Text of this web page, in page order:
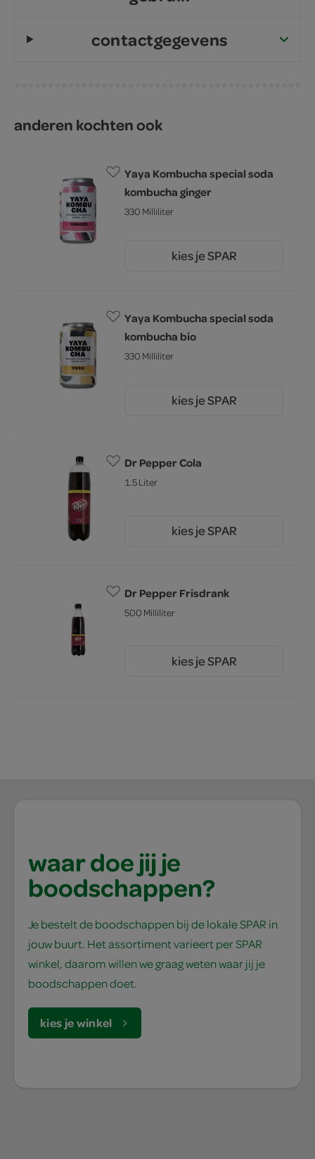
contactgegevens
anderen kochten ook
Yaya Kombucha special soda
kombucha ginger
330 Milliliter
kies je SPAR
Yaya Kombucha special soda
kombucha bio
330 Milliliter
kies je SPAR
Dr Pepper Cola
1.5 Liter
kies je SPAR
Dr Pepper Frisdrank
500 Milliliter
kies je SPAR
waar doe jij je
boodschappen?
Je bestelt de boodschappen bij de lokale SPAR in
jouw buurt. Het assortiment varieert per SPAR
winkel, daarom willen we graag weten waar jij je
boodschappen doet.
kies je winkel